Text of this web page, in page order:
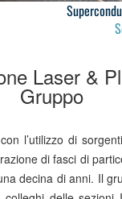
Laser &
Gruppo
l’utilizzo di
di fasci di
decina di anni. Il